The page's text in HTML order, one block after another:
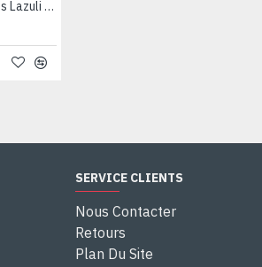
Bague argent Lapis Lazuli - Bijoux Inde - Bijoux indiens
SERVICE CLIENTS
Nous Contacter
Retours
Plan Du Site